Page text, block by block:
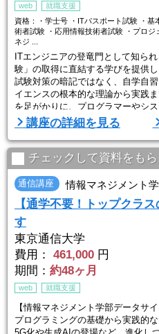
web
就職支援
資格：・学士号 ・ITパスポート試験 ・基
術者試験 ・応用情報技術者試験 ・プロジ
ネジ ...
ITエンジニアの登竜門として知ら
験」の取得に直結する学びを提供
試験対策の暗記ではなく、自学自
イエンスの根本的な理論から実践
を足がかりに、プログラマーやシ
ンジを目指す方に最適です。
【サイバー大学について】
2007年にソフトバンクグループが
0％オンラインで学べる大学で、
で ...
講座の詳細を見る
チェックして資料をもら
通信講座 情報マネジメント
【通学不要！トップクラ
す
東京通信大学
費用：
461,000 円
期間： 約48ヶ月
web 就職支援
【情報マネジメント学部データサ
プログラミングの基礎から実践的